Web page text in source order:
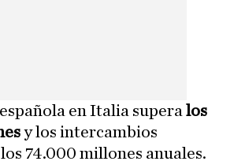
en Italia supera los
y los intercambios
74.000 millones anuales.